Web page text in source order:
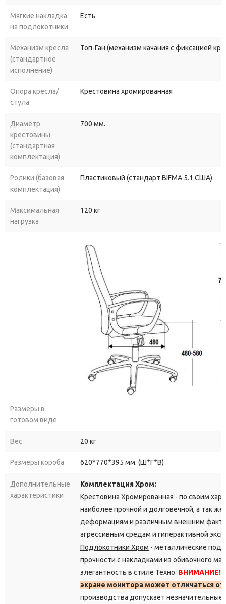
широкими подлокотниками, что без сомнения, является более
Кресла серии УЛЬТРА - это соотношение цены и превосходного
качества!
Мягкие накладка
на подлокотники
Есть
Механизм кресла
(стандартное
исполнение)
Топ-Ган (механизм качания с фиксацией
Опора кресла/
стула
Крестовина хромированная
Диаметр
крестовины
(стандартная
комплектация)
700 мм.
Ролики (базовая
комплектация)
Пластиковый (стандарт BIFMA 5.1 США)
Максимальная
нагрузка
120 кг
Размеры в
готовом виде
Вес 20 кг
Размеры короба 620*770*395 мм. (Ш*Г*В)
Дополнительные
характеристики
Комплектация Хром:
Крестовина Хромированная - по своим
наиболее прочной и долговечной, а так
деформациям и различным внешним
агрессивным средам и гиперактивной
Подлокотники Хром - металлические
прочности с накладками из обивочного
элегантность в стиле Техно. ВНИМАНИЕ!
экране монитора может отличаться от
производства допускает незначительные